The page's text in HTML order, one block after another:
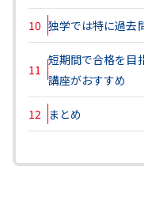
10 独学では特に過去
11
短期間で合格を目
講座がおすすめ
12 まとめ